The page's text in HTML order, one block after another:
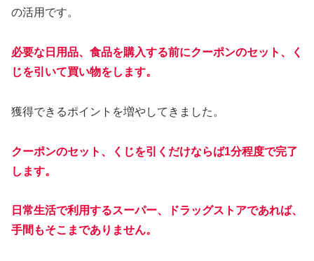
の活用です。
必要な日用品、食品を購入する前にクーポンのセット、く
じを引いて買い物をします。
獲得できるポイントを増やしてきました。
クーポンのセット、くじを引くだけならば1分程度で完了
します。
日常生活で利用するスーパー、ドラッグストアであれば、
手間もそこまでありません。